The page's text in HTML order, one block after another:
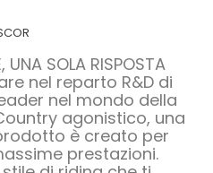
UNA SOLA RISPOSTA
nel reparto R&D di
nel mondo della
agonistico, una
è creato per
prestazioni.